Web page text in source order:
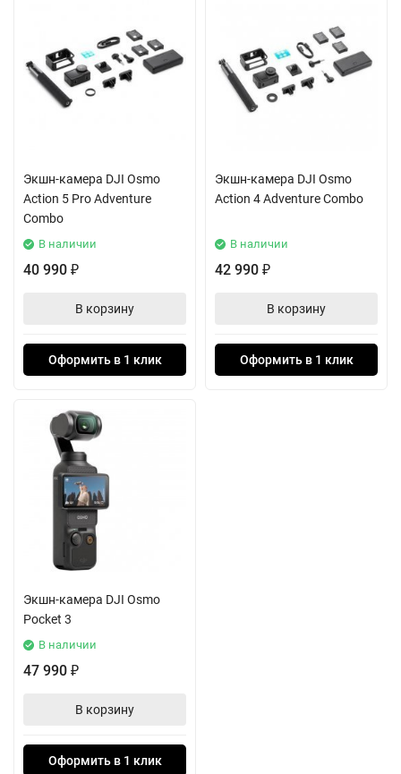
Экшн-камера DJI Osmo
Action 5 Pro Adventure
Combo
В наличии
40 990 ₽
В корзину
Оформить в 1 клик
Экшн-камера DJI Osmo
Action 4 Adventure Combo
В наличии
42 990 ₽
В корзину
Оформить в 1 клик
Экшн-камера DJI Osmo
Pocket 3
В наличии
47 990 ₽
В корзину
Оформить в 1 клик